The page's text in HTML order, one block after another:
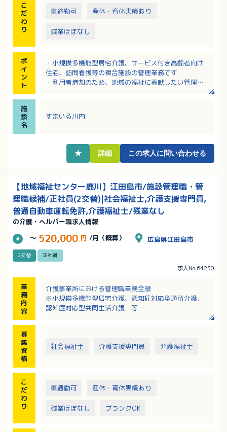
こ
だ
わ
り
車通勤可 産休・育休実績あり
残業ほぼなし
ポ
イ
ン
ト
・小規模多機能型居宅介護、サービス付き高齢者向け
住宅、訪問看護等の複合施設の管理業務です
・利用者増加のため、地域の福祉に貢献したい管理職
す！
・月給262,000円～491,000円（定額手当の職務手当
・キャリアアップを目指す方におすすめ！
施
設
名
すまいる川内
★ 詳細 この求人に問い合わせる
【地域福祉センター鹿川】江田島市/施設管理職・管
理職候補/正社員(2交替)|社会福祉士,介護支援専門員,
普通自動車運転免許,介護福祉士/残業なし
の介護・ヘルパー職求人情報
～ 520,000 円 /月（概算） 広島県江田島市
2交替 正社員
求人No.64230
業
務
内
容
介護事業所における管理職業務全般
※小規模多機能型居宅介護、認知症対応型通所介護、
認知症対応型共同生活介護 等
募
集
資
格
社会福祉士 介護支援専門員 介護福祉士
こ
だ
わ
り
車通勤可 産休・育休実績あり
残業ほぼなし ブランクOK